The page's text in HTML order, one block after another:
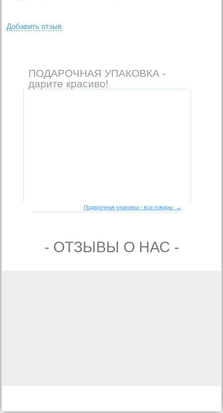
Добавить отзыв
ПОДАРОЧНАЯ УПАКОВКА -
дарите красиво!
Подарочная упаковка - все товары →
- ОТЗЫВЫ О НАС -